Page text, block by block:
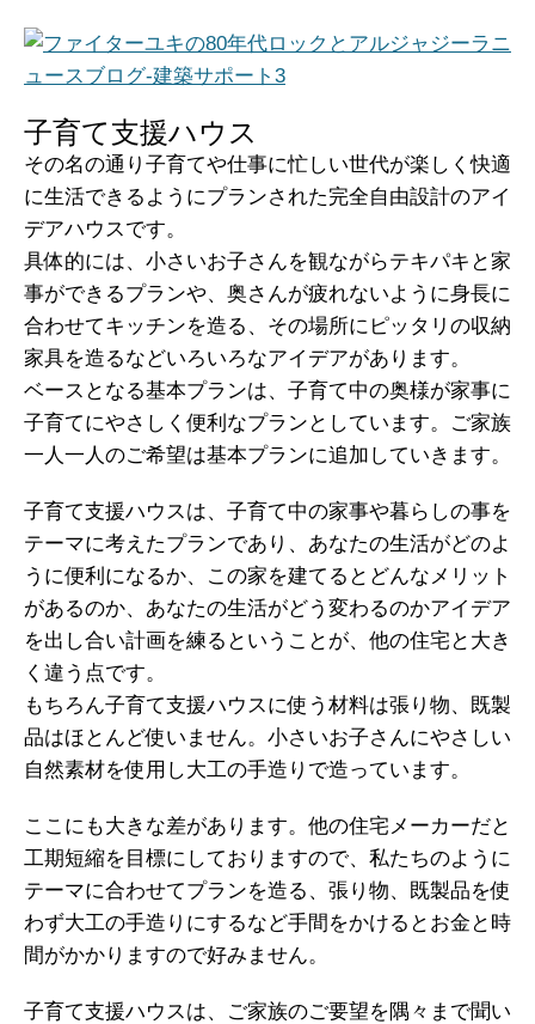
子育て支援ハウス
その名の通り子育てや仕事に忙しい世代が楽しく快適
に生活できるようにプランされた完全自由設計のアイ
デアハウスです。
具体的には、小さいお子さんを観ながらテキパキと家
事ができるプランや、奥さんが疲れないように身長に
合わせてキッチンを造る、その場所にピッタリの収納
家具を造るなどいろいろなアイデアがあります。
ベースとなる基本プランは、子育て中の奥様が家事に
子育てにやさしく便利なプランとしています。ご家族
一人一人のご希望は基本プランに追加していきます。
子育て支援ハウスは、子育て中の家事や暮らしの事を
テーマに考えたプランであり、あなたの生活がどのよ
うに便利になるか、この家を建てるとどんなメリット
があるのか、あなたの生活がどう変わるのかアイデア
を出し合い計画を練るということが、他の住宅と大き
く違う点です。
もちろん子育て支援ハウスに使う材料は張り物、既製
品はほとんど使いません。小さいお子さんにやさしい
自然素材を使用し大工の手造りで造っています。
ここにも大きな差があります。他の住宅メーカーだと
工期短縮を目標にしておりますので、私たちのように
テーマに合わせてプランを造る、張り物、既製品を使
わず大工の手造りにするなど手間をかけるとお金と時
間がかかりますので好みません。
子育て支援ハウスは、ご家族のご要望を隅々まで聞い